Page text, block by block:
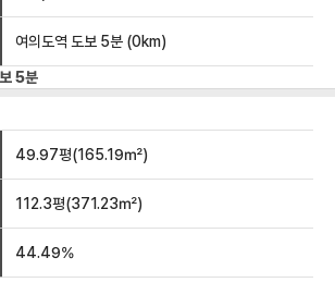
여의도역 도보 5분 (0km)
5분
49.97평(165.19㎡)
112.3평(371.23㎡)
44.49%